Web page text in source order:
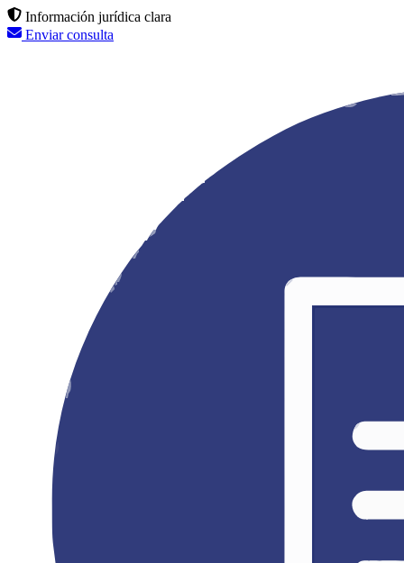
Información jurídica clara
Enviar consulta